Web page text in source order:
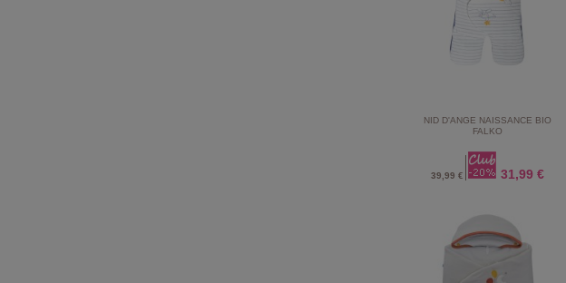
NID D'ANGE NAISSANCE BIO
FALKO
39,99 € 31,99 €